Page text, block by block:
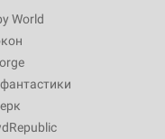
World